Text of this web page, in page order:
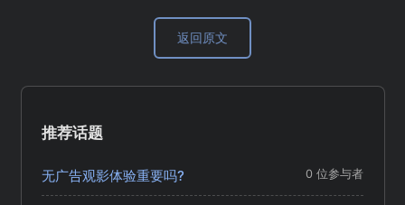
返回原文
推荐话题
无广告观影体验重要吗? 0 位参与者